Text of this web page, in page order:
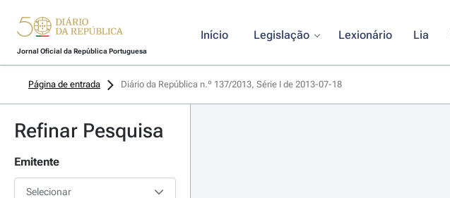
Jornal Oficial da República Portuguesa
Início Legislação Lexionário Lia
Página de entrada Diário da República n.º 137/2013, Série I de 2013-07-18
Refinar Pesquisa
Emitente
Selecionar